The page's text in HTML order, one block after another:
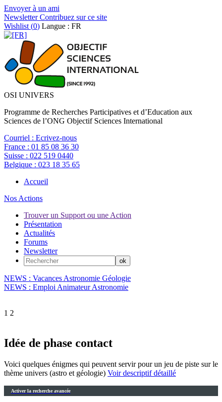
Envoyer à un ami
NewsletterContribuez sur ce site
Wishlist (0) Langue : FR
OSI UNIVERS
Programme de Recherches Participatives et d’Education aux
Sciences de l’ONG Objectif Sciences International
Courriel : Ecrivez-nous
France : 01 85 08 36 30
Suisse : 022 519 0440
Belgique : 023 18 35 65
Accueil
Nos Actions
Trouver un Support ou une Action
Présentation
Actualités
Forums
Newsletter
NEWS : Vacances Astronomie Géologie
NEWS : Emploi Animateur Astronomie
1 2
Idée de phase contact
Voici quelques énigmes qui peuvent servir pour un jeu de piste sur le
thème univers (astro et géologie) Voir descriptif détaillé
Activer la recherche avancée